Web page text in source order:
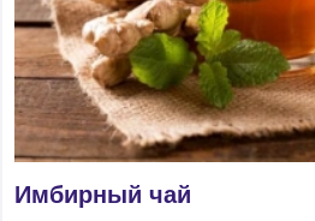
Имбирный чай